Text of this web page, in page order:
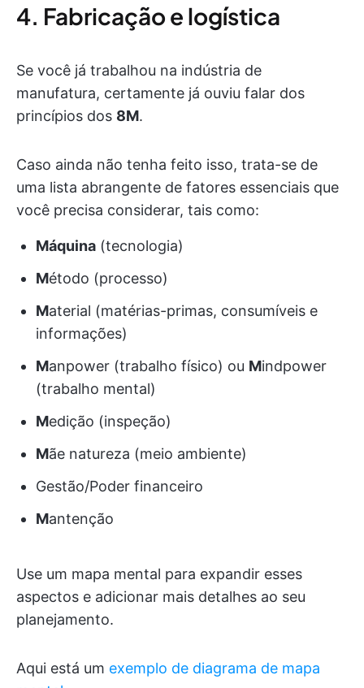
4. Fabricação e logística
Se você já trabalhou na indústria de
manufatura, certamente já ouviu falar dos
princípios dos 8M.
Caso ainda não tenha feito isso, trata-se de
uma lista abrangente de fatores essenciais que
você precisa considerar, tais como:
Máquina (tecnologia)
Método (processo)
Material (matérias-primas, consumíveis e
informações)
Manpower (trabalho físico) ou Mindpower
(trabalho mental)
Medição (inspeção)
Mãe natureza (meio ambiente)
Gestão/Poder financeiro
Mantenção
Use um mapa mental para expandir esses
aspectos e adicionar mais detalhes ao seu
planejamento.
Aqui está um exemplo de diagrama de mapa